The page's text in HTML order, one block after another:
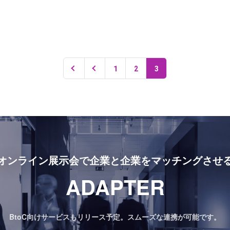
1 2 3
ンライン展示会で企業と企業をマッチングさせ
ADAPTER
BtoC向けサービスもリリース予定。 スムーズな連携が可能です。